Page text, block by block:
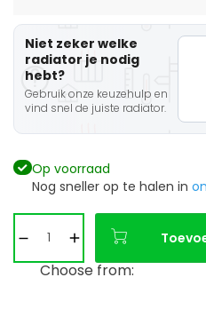
Niet zeker welke
radiator je nodig
hebt?
Gebruik onze keuzehulp en
vind snel de juiste radiator.
Op voorraad
Nog sneller op te halen in
Choose from: